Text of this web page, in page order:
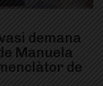
demana
Manuela
de